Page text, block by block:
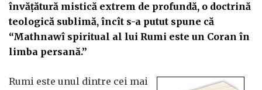
învățătură mistică extrem de profundă, o doctrină
teologică sublimă, încît s-a putut spune că
“Mathnawî spiritual al lui Rumi este un Coran în
limba persană.”
Rumi este unul dintre cei mai